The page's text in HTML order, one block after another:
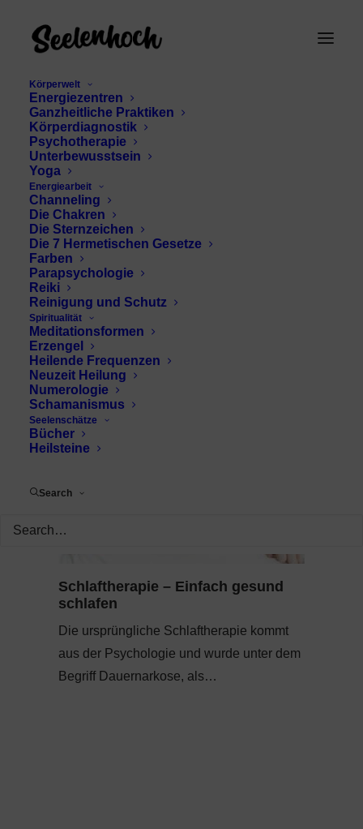
Körperwelt
Energiezentren
Ganzheitliche Praktiken
Körperdiagnostik
Psychotherapie
Unterbewusstsein
Yoga
Energiearbeit
Channeling
Die Chakren
Die Sternzeichen
Die 7 Hermetischen Gesetze
Farben
Parapsychologie
Reiki
Reinigung und Schutz
Spiritualität
Meditationsformen
Erzengel
Heilende Frequenzen
Neuzeit Heilung
Numerologie
Schamanismus
Seelenschätze
Bücher
Heilsteine
Search
Schizophrenie
Schlaftherapie – Einfach gesund
schlafen
Die ursprüngliche Schlaftherapie kommt
aus der Psychologie und wurde unter dem
Begriff Dauernarkose, als…